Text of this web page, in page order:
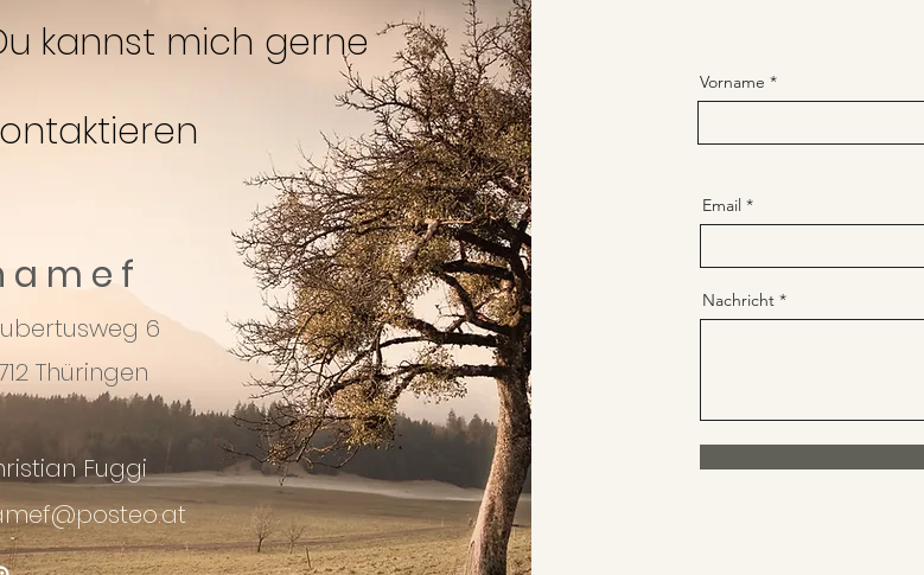
kannst mich gerne
a m e f
6
Thüringen
Fuggi
Vorname
Email
Nachricht